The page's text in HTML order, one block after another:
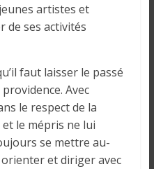
artistes et
de ses activités
faut laisser le passé
Avec
le respect de la
le mépris ne lui
se mettre au-
et diriger avec